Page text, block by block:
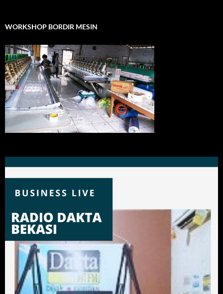
WORKSHOP BORDIR MESIN